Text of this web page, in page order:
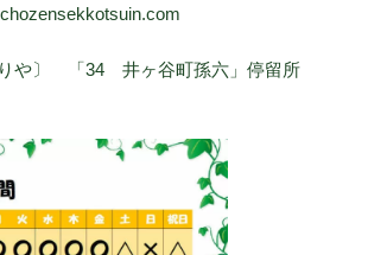
りや〕 「34 井ヶ谷町孫六」停留所